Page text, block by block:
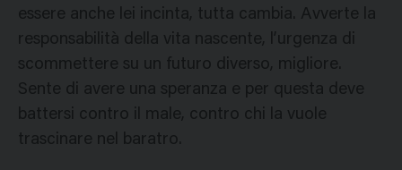
essere anche lei incinta, tutta cambia. Avverte la
responsabilità della vita nascente, l’urgenza di
scommettere su un futuro diverso, migliore.
Sente di avere una speranza e per questa deve
battersi contro il male, contro chi la vuole
trascinare nel baratro.